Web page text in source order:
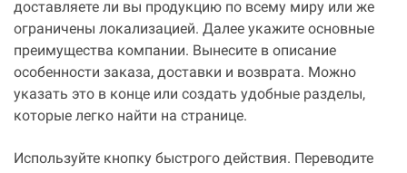
доставляете ли вы продукцию по всему миру или же
ограничены локализацией. Далее укажите основные
преимущества компании. Вынесите в описание
особенности заказа, доставки и возврата. Можно
указать это в конце или создать удобные разделы,
которые легко найти на странице.
Используйте кнопку быстрого действия. Переводите